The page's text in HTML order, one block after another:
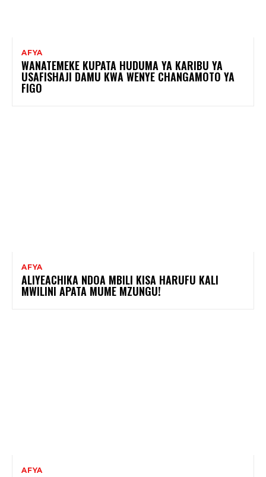
AFYA
WANATEMEKE KUPATA HUDUMA YA KARIBU YA
USAFISHAJI DAMU KWA WENYE CHANGAMOTO YA
FIGO
AFYA
ALIYEACHIKA NDOA MBILI KISA HARUFU KALI
MWILINI APATA MUME MZUNGU!
AFYA